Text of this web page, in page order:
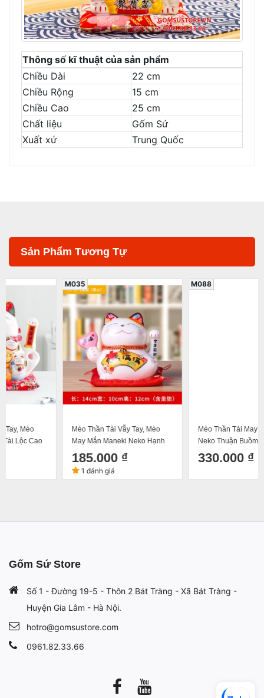
Thông số kĩ thuật của sản phẩm
Chiều Dài
22 cm
Chiều Rộng
15 cm
Chiều Cao
25 cm
Chất liệu
Gốm Sứ
Xuất xứ
Trung Quốc
Sản Phẩm Tương Tự
Mèo Thần Tài Vẫy Tay, Mèo
May Mắn Maneki Neko Hạnh
Phúc 14cm Kèm Đệm Và Hộp
185.000 ₫
M035
Mèo Thần Tài May Mắn Maneki
Neko Thuận Buồm Xuôi Gió
22cm Kèm Đệm Và Hộp Đẹp
330.000 ₫
M088
Gốm Sứ Store
Số 1 - Đường 19-5 - Thôn 2 Bát Tràng - Xã Bát Tràng -
Huyện Gia Lâm - Hà Nội.
hotro@gomsustore.com
0961.82.33.66